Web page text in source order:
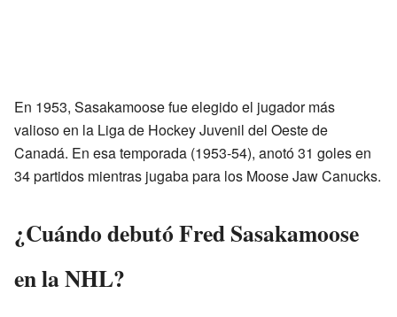
En 1953, Sasakamoose fue elegido el jugador más
valioso en la Liga de Hockey Juvenil del Oeste de
Canadá. En esa temporada (1953-54), anotó 31 goles en
34 partidos mientras jugaba para los Moose Jaw Canucks.
¿Cuándo debutó Fred Sasakamoose
en la NHL?